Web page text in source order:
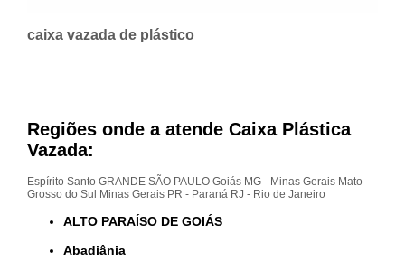
caixa vazada de plástico
Regiões onde a atende Caixa Plástica
Vazada:
Espírito Santo GRANDE SÃO PAULO Goiás MG - Minas Gerais Mato
Grosso do Sul
Minas Gerais PR - Paraná RJ - Rio de Janeiro
ALTO PARAÍSO DE GOIÁS
Abadiânia